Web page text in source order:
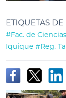
ETIQUETAS
#Fac. de Ciencias
Iquique #Reg.